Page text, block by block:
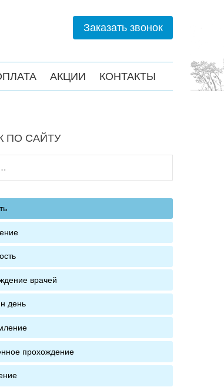
Заказать звонок
АКЦИИ КОНТАКТЫ
ПО САЙТУ
врачей
день
прохождение